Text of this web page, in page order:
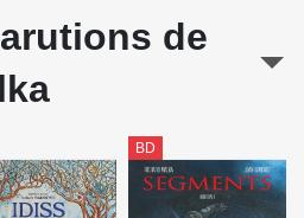
de
BD